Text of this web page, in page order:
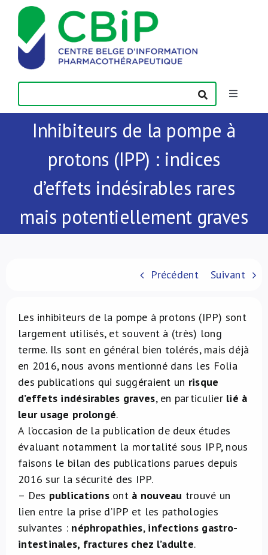
Passer
contenu
Toggle
Actualités
Publications
NL
Inhibiteurs de la pompe à
protons (IPP) : indices
d’effets indésirables rares
mais potentiellement graves
Précédent Suivant
Les inhibiteurs de la pompe à protons (IPP) sont
largement utilisés, et souvent à (très) long
terme. Ils sont en général bien tolérés, mais déjà
en 2016, nous avons mentionné dans les Folia
des publications qui suggéraient un risque
d’effets indésirables graves, en particulier lié à
leur usage prolongé.
A l’occasion de la publication de deux études
évaluant notamment la mortalité sous IPP, nous
faisons le bilan des publications parues depuis
2016 sur la sécurité des IPP.
– Des publicationsont à nouveau trouvé un
lien entre la prise d’IPP et les pathologies
suivantes : néphropathies, infections gastro-
intestinales, fractures chez l’adulte.